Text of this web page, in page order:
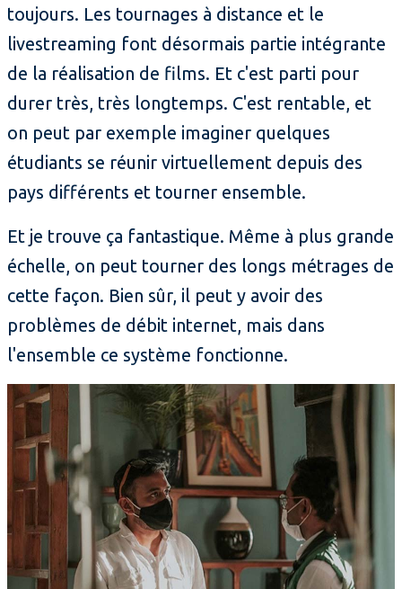
toujours. Les tournages à distance et le
livestreaming font désormais partie intégrante
de la réalisation de films. Et c'est parti pour
durer très, très longtemps. C'est rentable, et
on peut par exemple imaginer quelques
étudiants se réunir virtuellement depuis des
pays différents et tourner ensemble.
Et je trouve ça fantastique. Même à plus grande
échelle, on peut tourner des longs métrages de
cette façon. Bien sûr, il peut y avoir des
problèmes de débit internet, mais dans
l'ensemble ce système fonctionne.